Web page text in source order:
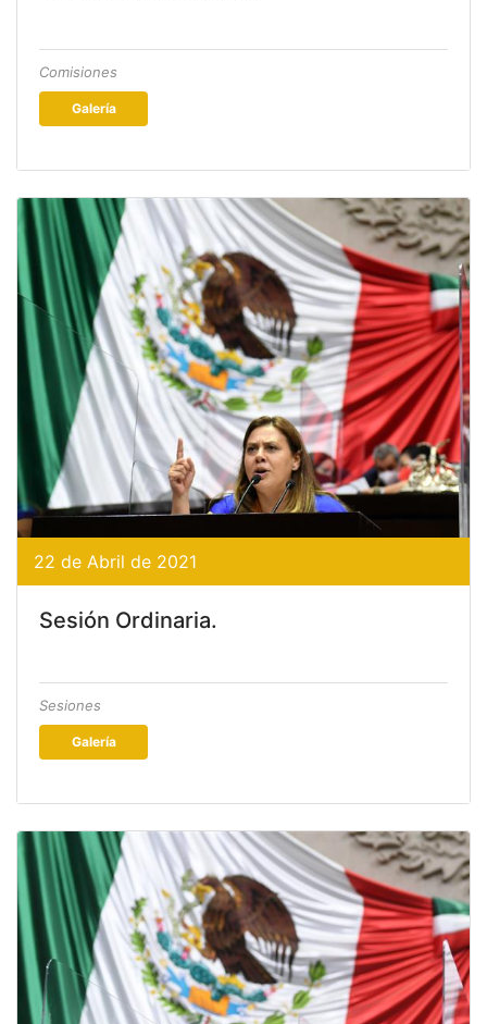
Comisiones
Galería
22 de Abril de 2021
Sesión Ordinaria.
Sesiones
Galería